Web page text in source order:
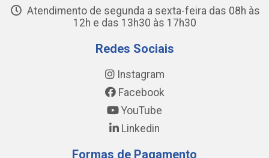
Atendimento de segunda a sexta-feira das 08h às
12h e das 13h30 às 17h30
Redes Sociais
Instagram
Facebook
YouTube
Linkedin
Formas de Pagamento